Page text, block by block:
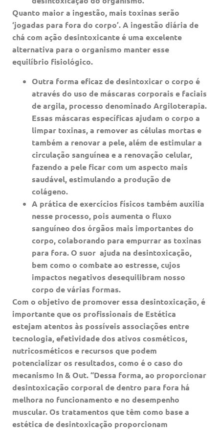
Quanto maior a ingestão, mais toxinas serão
‘jogadas para fora do corpo’. A ingestão diária de
chá com ação desintoxicante é uma excelente
alternativa para o organismo manter esse
equilíbrio fisiológico.
Outra forma eficaz de desintoxicar o corpo é
através do uso de máscaras corporais e faciais
de argila, processo denominado Argiloterapia.
Essas máscaras específicas ajudam o corpo a
limpar toxinas, a remover as células mortas e
também a renovar a pele, além de estimular a
circulação sanguínea e a renovação celular,
fazendo a pele ficar com um aspecto mais
saudável, estimulando a produção de
colágeno.
A prática de exercícios físicos também auxilia
nesse processo, pois aumenta o fluxo
sanguíneo dos órgãos mais importantes do
corpo, colaborando para empurrar as toxinas
para fora. O suor ajuda na desintoxicação,
bem como o combate ao estresse, cujos
impactos negativos desequilibram nosso
corpo de várias formas.
Com o objetivo de promover essa desintoxicação, é
importante que os profissionais de Estética
estejam atentos às possíveis associações entre
tecnologia, efetividade dos ativos cosméticos,
nutricosméticos e recursos que podem
potencializar os resultados, como é o caso do
mecanismo In & Out. “Dessa forma, ao proporcionar
desintoxicação corporal de dentro para fora há
melhora no funcionamento e no desempenho
muscular. Os tratamentos que têm como base a
estética de desintoxicação proporcionam